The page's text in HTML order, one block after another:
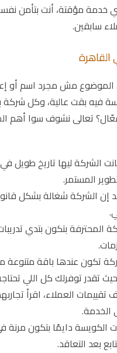
خدمة مؤقتة، أنت بتأمن
سابقين.
القاهرة
الموضوع مش مجرد اسم أو
بقت عالية، وكل شركة
تعالى نشوف سوا أهم
الشركة ليها تاريخ طويل
المستمر.
إن الشركة شغالة بشكل
المحترفة بتكون بتدي
تكون عندها باقة
بحيث تقدر توفرلك كل اللي
العملاء، اقرأ
الكويسة دايمًا بتكون
بعد التعاقد.